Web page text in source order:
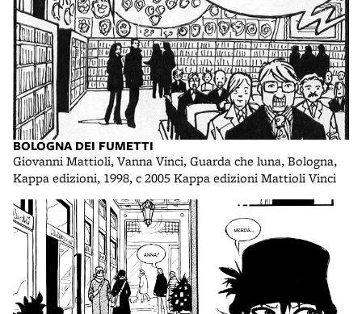
BOLOGNA DEI FUMETTI
Giovanni Mattioli, Vanna Vinci, Guarda che luna, Bologna,
Kappa edizioni, 1998, c 2005 Kappa edizioni Mattioli Vinci